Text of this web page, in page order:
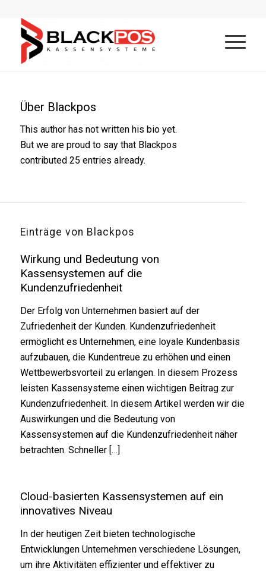
Über Blackpos
This author has not written his bio yet.
But we are proud to say that Blackpos
contributed 25 entries already.
Einträge von Blackpos
Wirkung und Bedeutung von
Kassensystemen auf die
Kundenzufriedenheit
Der Erfolg von Unternehmen basiert auf der
Zufriedenheit der Kunden. Kundenzufriedenheit
ermöglicht es Unternehmen, eine loyale Kundenbasis
aufzubauen, die Kundentreue zu erhöhen und einen
Wettbewerbsvorteil zu erlangen. In diesem Prozess
leisten Kassensysteme einen wichtigen Beitrag zur
Kundenzufriedenheit. In diesem Artikel werden wir die
Auswirkungen und die Bedeutung von
Kassensystemen auf die Kundenzufriedenheit näher
betrachten. Schneller […]
Cloud-basierten Kassensystemen auf ein
innovatives Niveau
In der heutigen Zeit bieten technologische
Entwicklungen Unternehmen verschiedene Lösungen,
um ihre Aktivitäten effizienter und effektiver zu